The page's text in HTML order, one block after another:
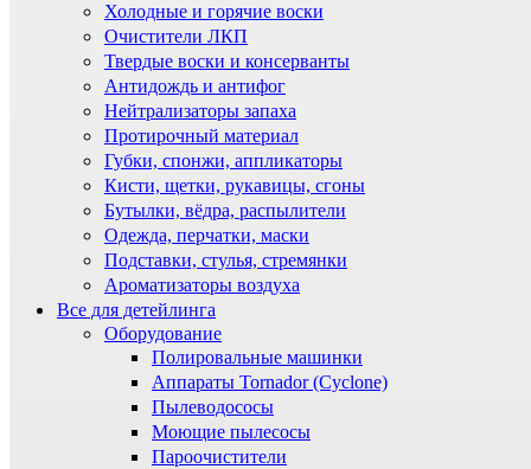
Холодные и горячие воски
Очистители ЛКП
Твердые воски и консерванты
Антидождь и антифог
Нейтрализаторы запаха
Протирочный материал
Губки, спонжи, аппликаторы
Кисти, щетки, рукавицы, сгоны
Бутылки, вёдра, распылители
Одежда, перчатки, маски
Подставки, стулья, стремянки
Ароматизаторы воздуха
Все для детейлинга
Оборудование
Полировальные машинки
Аппараты Tornador (Cyclone)
Пылеводососы
Моющие пылесосы
Пароочистители